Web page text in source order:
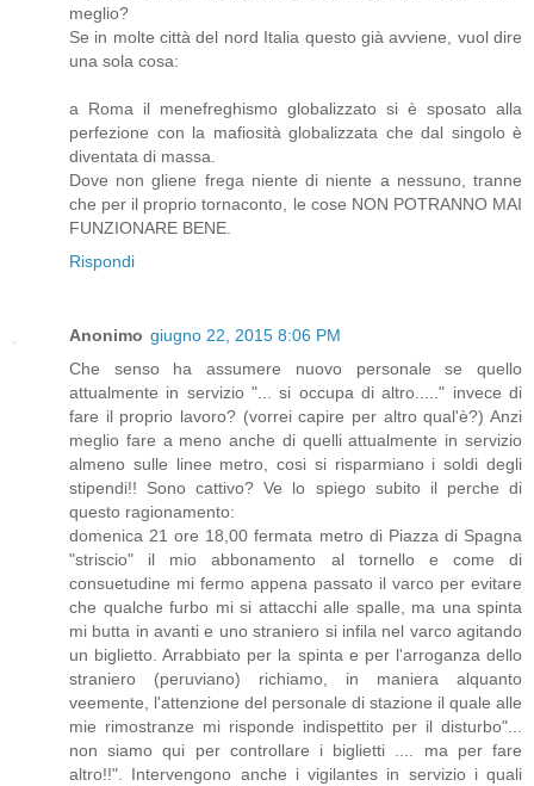
meglio?
Se in molte città del nord Italia questo già avviene, vuol dire
una sola cosa:
a Roma il menefreghismo globalizzato si è sposato alla
perfezione con la mafiosità globalizzata che dal singolo è
diventata di massa.
Dove non gliene frega niente di niente a nessuno, tranne
che per il proprio tornaconto, le cose NON POTRANNO MAI
FUNZIONARE BENE.
Rispondi
Anonimo giugno 22, 2015 8:06 PM
Che senso ha assumere nuovo personale se quello
attualmente in servizio "... si occupa di altro....." invece di
fare il proprio lavoro? (vorrei capire per altro qual'è?) Anzi
meglio fare a meno anche di quelli attualmente in servizio
almeno sulle linee metro, cosi si risparmiano i soldi degli
stipendi!! Sono cattivo? Ve lo spiego subito il perche di
questo ragionamento:
domenica 21 ore 18,00 fermata metro di Piazza di Spagna
"striscio" il mio abbonamento al tornello e come di
consuetudine mi fermo appena passato il varco per evitare
che qualche furbo mi si attacchi alle spalle, ma una spinta
mi butta in avanti e uno straniero si infila nel varco agitando
un biglietto. Arrabbiato per la spinta e per l'arroganza dello
straniero (peruviano) richiamo, in maniera alquanto
veemente, l'attenzione del personale di stazione il quale alle
mie rimostranze mi risponde indispettito per il disturbo"...
non siamo qui per controllare i biglietti .... ma per fare
altro!!". Intervengono anche i vigilantes in servizio i quali